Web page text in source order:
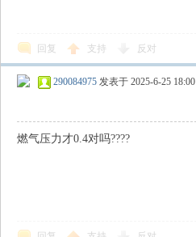
回复 支持 反对
290084975 发表于 2025-6-25 18:00
燃气压力才0.4对吗????